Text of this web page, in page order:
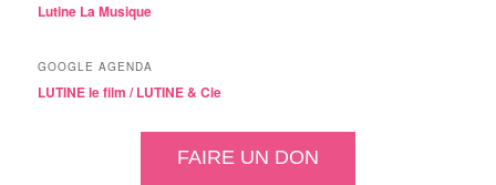
Lutine La Musique
GOOGLE AGENDA
LUTINE le film /LUTINE & Cie
FAIRE UN DON